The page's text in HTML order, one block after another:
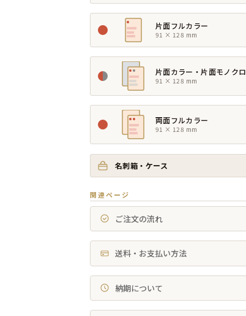
片面フルカラー
91 × 128 mm
片面カラー・片面モノクロ
91 × 128 mm
両面フルカラー
91 × 128 mm
名刺箱・ケース
関連ページ
ご注文の流れ
送料・お支払い方法
納期について